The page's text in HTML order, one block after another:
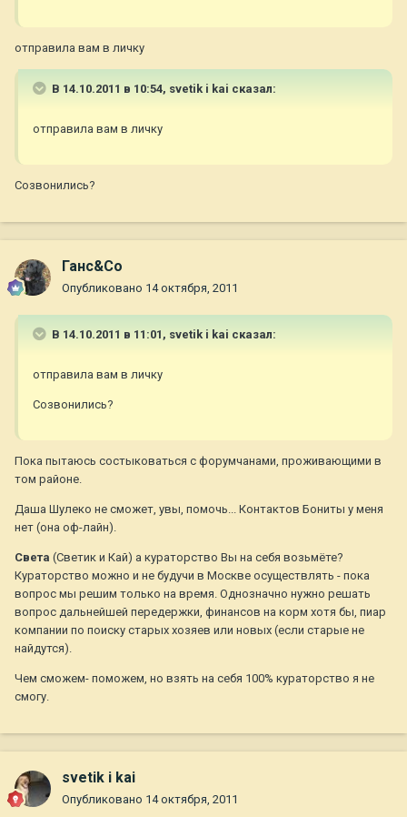
отправила вам в личку
В 14.10.2011 в 10:54, svetik i kai сказал:
отправила вам в личку
Созвонились?
Ганс&Co
Опубликовано 14 октября, 2011
В 14.10.2011 в 11:01, svetik i kai сказал:
отправила вам в личку
Созвонились?
Пока пытаюсь состыковаться с форумчанами, проживающими в
том районе.
Даша Шулеко не сможет, увы, помочь... Контактов Бониты у меня
нет (она оф-лайн).
Света (Светик и Кай) а кураторство Вы на себя возьмёте?
Кураторство можно и не будучи в Москве осуществлять - пока
вопрос мы решим только на время. Однозначно нужно решать
вопрос дальнейшей передержки, финансов на корм хотя бы, пиар
компании по поиску старых хозяев или новых (если старые не
найдутся).
Чем сможем- поможем, но взять на себя 100% кураторство я не
смогу.
svetik i kai
Опубликовано 14 октября, 2011